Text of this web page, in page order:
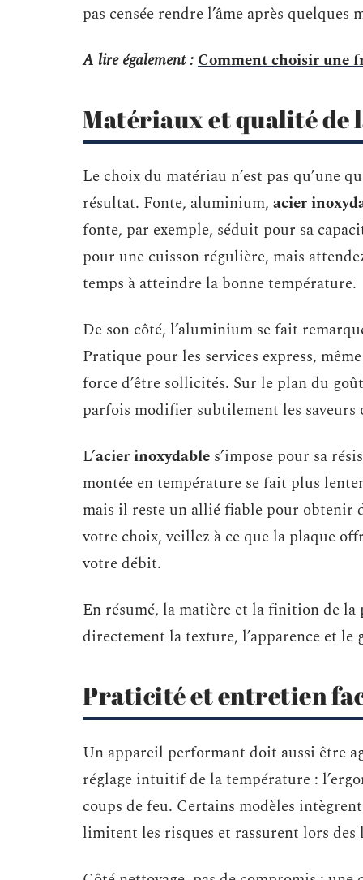
pas censée rendre l’âme après quelques
A lire également :Comment choisir une
Matériaux et qualité de
Le choix du matériau n’est pas qu’une
résultat. Fonte, aluminium, acier
fonte, par exemple, séduit pour sa
pour une cuisson régulière, mais
temps à atteindre la bonne température.
De son côté, l’aluminium se fait
Pratique pour les services express,
force d’être sollicités. Sur le plan du
parfois modifier subtilement les saveurs
L’acier inoxydable s’impose pour sa
montée en température se fait plus
mais il reste un allié fiable pour obtenir
votre choix, veillez à ce que la plaque
votre débit.
En résumé, la matière et la finition de
directement la texture, l’apparence et le
Praticité et entretien
Un appareil performant doit aussi être
réglage intuitif de la température :
coups de feu. Certains modèles
limitent les risques et rassurent lors des